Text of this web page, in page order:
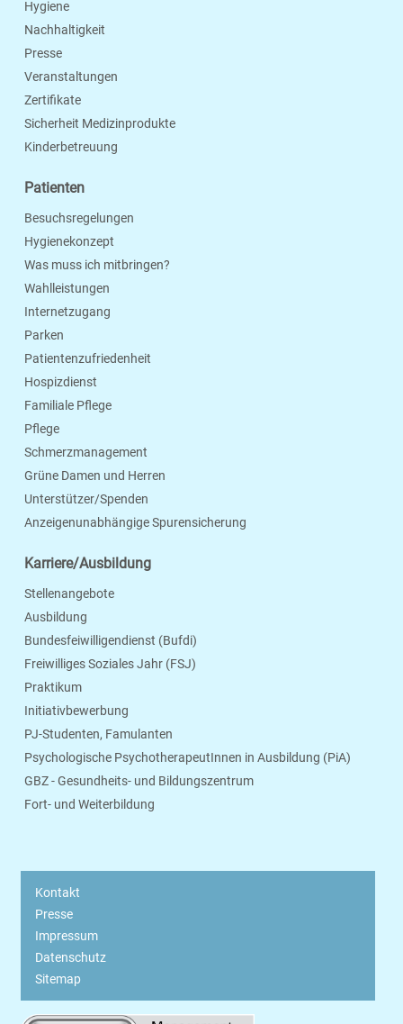
Hygiene
Nachhaltigkeit
Presse
Veranstaltungen
Zertifikate
Sicherheit Medizinprodukte
Kinderbetreuung
Patienten
Besuchsregelungen
Hygienekonzept
Was muss ich mitbringen?
Wahlleistungen
Internetzugang
Parken
Patientenzufriedenheit
Hospizdienst
Familiale Pflege
Pflege
Schmerzmanagement
Grüne Damen und Herren
Unterstützer/Spenden
Anzeigenunabhängige Spurensicherung
Karriere/Ausbildung
Stellenangebote
Ausbildung
Bundesfeiwilligendienst (Bufdi)
Freiwilliges Soziales Jahr (FSJ)
Praktikum
Initiativbewerbung
PJ-Studenten, Famulanten
Psychologische PsychotherapeutInnen in Ausbildung (PiA)
GBZ - Gesundheits- und Bildungszentrum
Fort- und Weiterbildung
Kontakt
Presse
Impressum
Datenschutz
Sitemap